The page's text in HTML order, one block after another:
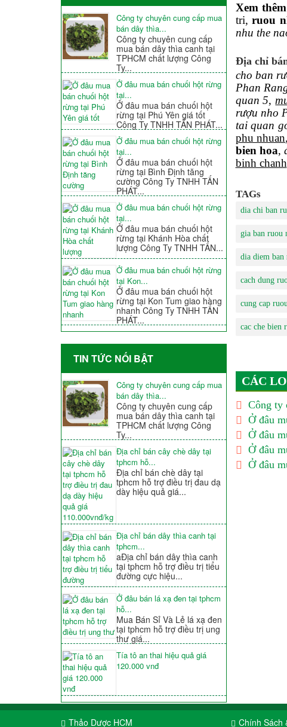
Công ty chuyên cung cấp mua
bán dây thìa...
Công ty chuyên cung cấp
mua bán dây thìa canh tại
TPHCM chất lượng Công
Ty...
Ở đâu mua bán chuối hột rừng
tại...
Ở đâu mua bán chuối hột
rừng tại Phú Yên giá tốt
Công Ty TNHH TẤN PHÁT...
Ở đâu mua bán chuối hột rừng
tại...
Ở đâu mua bán chuối hột
rừng tại Bình Định tăng
cường Công Ty TNHH TẤN
PHÁT...
Ở đâu mua bán chuối hột rừng
tại...
Ở đâu mua bán chuối hột
rừng tại Khánh Hòa chất
lượng Công Ty TNHH TẤN...
Ở đâu mua bán chuối hột rừng
tại Kon...
Ở đâu mua bán chuối hột
rừng tại Kon Tum giao hàng
nhanh Công Ty TNHH TẤN
PHÁT...
TIN TỨC NỐI BẬT
Công ty chuyên cung cấp mua
bán dây thìa...
Công ty chuyên cung cấp
mua bán dây thìa canh tại
TPHCM chất lượng Công
Ty...
Địa chỉ bán cây chè dây tại
tphcm hỗ...
Địa chỉ bán chè dây tại
tphcm hỗ trợ điều trị đau dạ
dày hiệu quả giá...
Địa chỉ bán dây thìa canh tại
tphcm...
aĐịa chỉ bán dây thìa canh
tại tphcm hỗ trợ điều trị tiểu
đường cực hiệu...
Ở đâu bán lá xạ đen tại tphcm
hỗ...
Mua Bán Sỉ Và Lẻ lá xạ đen
tại tphcm hỗ trợ điều trị ung
thư giá...
Tía tô an thai hiệu quả giá
120.000 vnđ
Xem
tri, ruou
nhu the
Địa chỉ
cho ban
Phan
quan 5,
rượu nho
tai quan
phu nhuan
bien hoa,
binh chanh
TAGs
dia chi ban
gia ban ruou
dia diem ban
cach dung
cung cap
cac che bien
CÁC
Công ty
Ở đâu
Ở đâu
Ở đâu
Ở đâu
Thảo Dược HCM Chính Sách